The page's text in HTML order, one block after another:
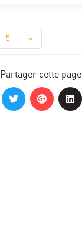
5 »
Partager cette page